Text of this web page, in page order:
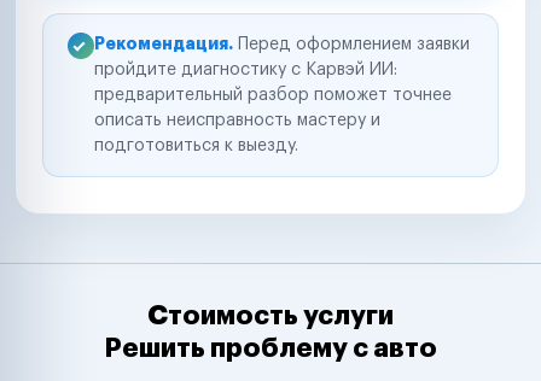
Рекомендация. Перед оформлением заявки
пройдите диагностику с Карвэй ИИ:
предварительный разбор поможет точнее
описать неисправность мастеру и
подготовиться к выезду.
Стоимость услуги
Решить проблему с авто